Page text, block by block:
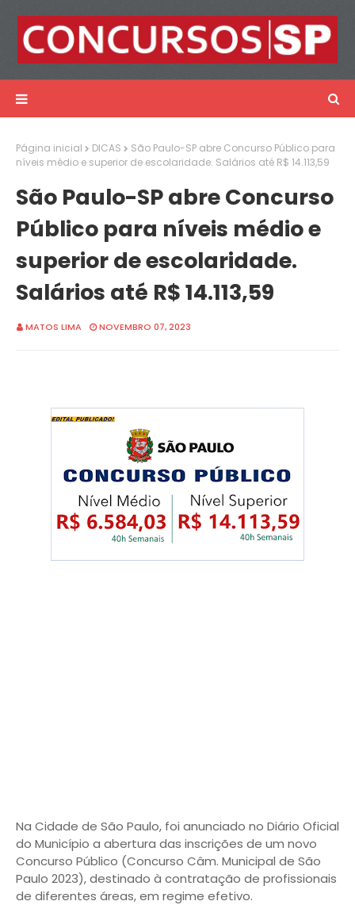
Página inicial DICAS
São Paulo-SP abre Concurso Público para
níveis médio e superior de escolaridade. Salários até R$ 14.113,59
São Paulo-SP abre Concurso
Público para níveis médio e
superior de escolaridade.
Salários até R$ 14.113,59
MATOS LIMA NOVEMBRO 07, 2023
Na Cidade de São Paulo, foi anunciado no Diário Oficial
do Município a abertura das inscrições de um novo
Concurso Público (Concurso Câm. Municipal de São
Paulo 2023), destinado à contratação de profissionais
de diferentes áreas, em regime efetivo.